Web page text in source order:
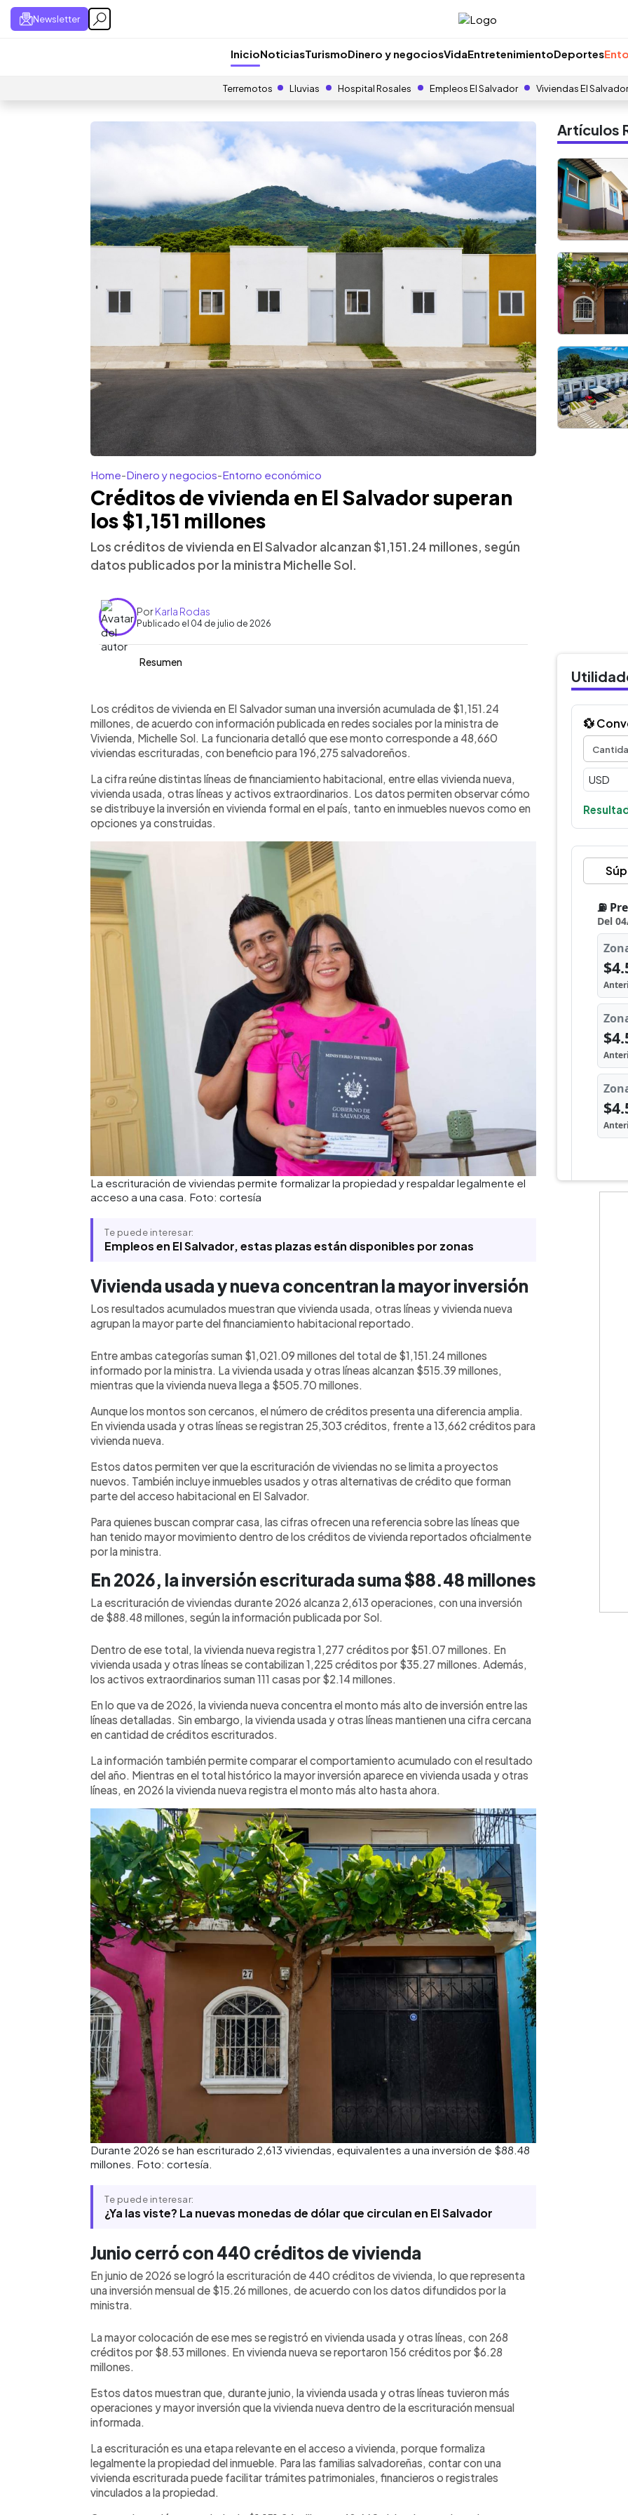
Newsletter
InicioNoticiasTurismoDinero y negociosVidaEntretenimientoDeportes
Terremotos Lluvias Hospital Rosales Empleos El Salvador Viviendas El Salvador
Home-Dinero y negocios-Entorno económico
Créditos de vivienda en El Salvador superan
los $1,151 millones
Los créditos de vivienda en El Salvador alcanzan $1,151.24 millones, según
datos publicados por la ministra Michelle Sol.
PorKarla Rodas
Publicado el 04 de julio de 2026
Resumen
► Escuchar artículo
Los créditos de vivienda en El Salvador alcanzan una inversión acumulada
de $1,151.24 millones, según datos publicados por la ministra de Vivienda,
Michelle Sol. La cifra corresponde a 48,660 viviendas escrituradas y
196,275 salvadoreños beneficiados. La mayor inversión acumulada se
millones, seguida de vivienda nueva, con 13,662 créditos por $505.70
millones. En 2026 se han escriturado 2,613 viviendas por $88.48 millones.
Solo en junio se registraron 440 créditos, equivalentes a $15.26 millones,
con mayor colocación en vivienda usada y otras líneas.
Los créditos de vivienda en El Salvador suman una inversión acumulada de $1,151.24
millones, de acuerdo con información publicada en redes sociales por la ministra de
Vivienda, Michelle Sol. La funcionaria detalló que ese monto corresponde a 48,660
viviendas escrituradas, con beneficio para 196,275 salvadoreños.
La cifra reúne distintas líneas de financiamiento habitacional, entre ellas vivienda nueva,
vivienda usada, otras líneas y activos extraordinarios. Los datos permiten observar cómo
se distribuye la inversión en vivienda formal en el país, tanto en inmuebles nuevos como en
opciones ya construidas.
La escrituración de viviendas permite formalizar la propiedad y respaldar legalmente el
acceso a una casa. Foto: cortesía
Te puede interesar:
Empleos en El Salvador, estas plazas están disponibles por zonas
Vivienda usada y nueva concentran la mayor inversión
Los resultados acumulados muestran que vivienda usada, otras líneas y vivienda nueva
agrupan la mayor parte del financiamiento habitacional reportado.
Entre ambas categorías suman $1,021.09 millones del total de $1,151.24 millones
informado por la ministra. La vivienda usada y otras líneas alcanzan $515.39 millones,
mientras que la vivienda nueva llega a $505.70 millones.
Aunque los montos son cercanos, el número de créditos presenta una diferencia amplia.
En vivienda usada y otras líneas se registran 25,303 créditos, frente a 13,662 créditos para
vivienda nueva.
Estos datos permiten ver que la escrituración de viviendas no se limita a proyectos
nuevos. También incluye inmuebles usados y otras alternativas de crédito que forman
parte del acceso habitacional en El Salvador.
Para quienes buscan comprar casa, las cifras ofrecen una referencia sobre las líneas que
han tenido mayor movimiento dentro de los créditos de vivienda reportados oficialmente
por la ministra.
En 2026, la inversión escriturada suma $88.48 millones
La escrituración de viviendas durante 2026 alcanza 2,613 operaciones, con una inversión
de $88.48 millones, según la información publicada por Sol.
Dentro de ese total, la vivienda nueva registra 1,277 créditos por $51.07 millones. En
vivienda usada y otras líneas se contabilizan 1,225 créditos por $35.27 millones. Además,
los activos extraordinarios suman 111 casas por $2.14 millones.
En lo que va de 2026, la vivienda nueva concentra el monto más alto de inversión entre las
líneas detalladas. Sin embargo, la vivienda usada y otras líneas mantienen una cifra cercana
en cantidad de créditos escriturados.
La información también permite comparar el comportamiento acumulado con el resultado
del año. Mientras en el total histórico la mayor inversión aparece en vivienda usada y otras
líneas, en 2026 la vivienda nueva registra el monto más alto hasta ahora.
Durante 2026 se han escriturado 2,613 viviendas, equivalentes a una inversión de $88.48
millones. Foto: cortesía.
Te puede interesar:
¿Ya las viste? La nuevas monedas de dólar que circulan en El Salvador
Junio cerró con 440 créditos de vivienda
En junio de 2026 se logró la escrituración de 440 créditos de vivienda, lo que representa
una inversión mensual de $15.26 millones, de acuerdo con los datos difundidos por la
ministra.
La mayor colocación de ese mes se registró en vivienda usada y otras líneas, con 268
créditos por $8.53 millones. En vivienda nueva se reportaron 156 créditos por $6.28
millones.
Estos datos muestran que, durante junio, la vivienda usada y otras líneas tuvieron más
operaciones y mayor inversión que la vivienda nueva dentro de la escrituración mensual
informada.
La escrituración es una etapa relevante en el acceso a vivienda, porque formaliza
legalmente la propiedad del inmueble. Para las familias salvadoreñas, contar con una
vivienda escriturada puede facilitar trámites patrimoniales, financieros o registrales
vinculados a la propiedad.
Artículos
💱